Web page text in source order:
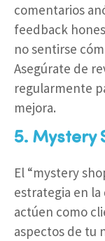
comentarios
feedback
no sentirse
Asegúrate de
regularmente
mejora.
5. Mystery
El “mystery
estrategia en la
actúen como
aspectos de tu